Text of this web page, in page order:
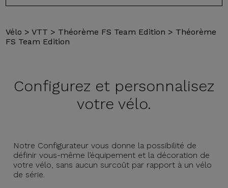
Vélo >VTT > Théorème FS Team Edition > Théorème
FS Team Edition
Configurez et personnalisez
votre vélo.
Notre Configurateur vous donne la possibilité de
définir vous-même l’équipement et la décoration de
votre vélo, sans aucun surcoût par rapport à un vélo
de série.